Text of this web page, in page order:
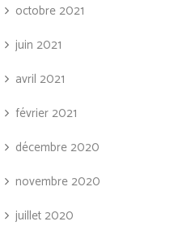
octobre 2021
juin 2021
avril 2021
février 2021
décembre 2020
novembre 2020
juillet 2020